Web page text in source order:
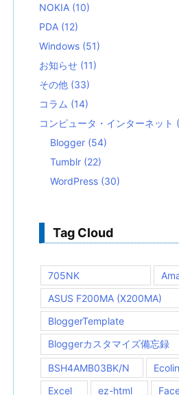
NOKIA (10)
PDA (12)
Windows (51)
お知らせ (11)
その他 (33)
コラム (14)
コンピュータ・インターネット
Blogger (54)
Tumblr (22)
WordPress (30)
Tag Cloud
705NK
ASUS F200MA (X200MA)
BloggerTemplate
Bloggerカスタマイズ備忘録
BSH4AMB03BK/N
Excel
ez-html